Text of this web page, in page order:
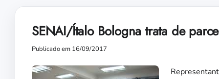
SENAI/Ítalo Bologna trata de
Publicado em 16/09/2017